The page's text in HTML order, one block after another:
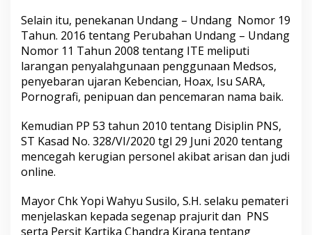
Selain itu, penekanan Undang – Undang Nomor 19
Tahun. 2016 tentang Perubahan Undang – Undang
Nomor 11 Tahun 2008 tentang ITE meliputi
larangan penyalahgunaan penggunaan Medsos,
penyebaran ujaran Kebencian, Hoax, Isu SARA,
Pornografi, penipuan dan pencemaran nama baik.
Kemudian PP 53 tahun 2010 tentang Disiplin PNS,
ST Kasad No. 328/VI/2020 tgl 29 Juni 2020 tentang
mencegah kerugian personel akibat arisan dan judi
online.
Mayor Chk Yopi Wahyu Susilo, S.H. selaku pemateri
menjelaskan kepada segenap prajurit dan PNS
serta Persit Kartika Chandra Kirana tentang